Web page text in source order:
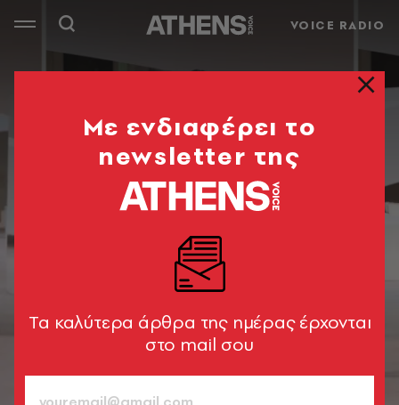
VOICE RADIO
Mε ενδιαφέρει το
newsletter της
Tα καλύτερα άρθρα της ημέρας έρχονται
στο mail σου